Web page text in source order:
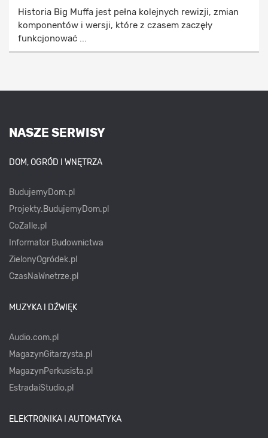
Historia Big Muffa jest pełna kolejnych rewizji, zmian
komponentów i wersji, które z czasem zaczęły
funkcjonować ...
NASZE SERWISY
DOM, OGRÓD I WNĘTRZA
BudujemyDom.pl
Projekty.BudujemyDom.pl
CoZaIle.pl
Informator Budownictwa
ZielonyOgródek.pl
CzasNaWnetrze.pl
MUZYKA I DŹWIĘK
Audio.com.pl
MagazynGitarzysta.pl
MagazynPerkusista.pl
EstradaiStudio.pl
ELEKTRONIKA I AUTOMATYKA